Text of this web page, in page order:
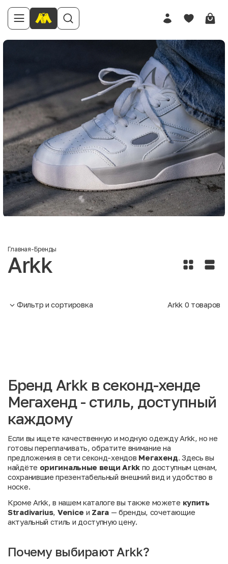
Главная-Бренды
Arkk
Фильтр и сортировка Arkk 0 товаров
Бренд Arkk в секонд-хенде
Мегахенд - стиль, доступный
каждому
Если вы ищете качественную и модную одежду Arkk, но не
готовы переплачивать, обратите внимание на
предложения в сети секонд-хендов Мегахенд. Здесь вы
найдёте оригинальные вещи Arkk по доступным ценам,
сохранившие презентабельный внешний вид и удобство в
носке.
Кроме Arkk, в нашем каталоге вы также можете купить
Stradivarius, Venice и Zara— бренды, сочетающие
актуальный стиль и доступную цену.
Почему выбирают Arkk?